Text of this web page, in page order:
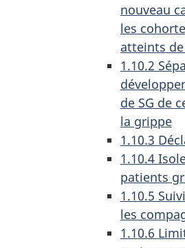
nouveau
les
atteints
1.10.2
de SG de
la grippe
1.10.3
1.10.4
patients
1.10.5
les
1.10.6